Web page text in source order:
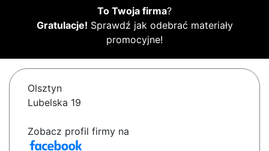
To Twoja firma?
Gratulacje! Sprawdź jak odebrać materiały
promocyjne!
Olsztyn
Lubelska 19
Zobacz profil firmy na